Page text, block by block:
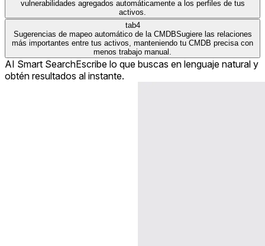
vulnerabilidades agregados automáticamente a los perfiles de tus
activos.
tab4
Sugerencias de mapeo automático de la CMDBSugiere las relaciones
más importantes entre tus activos, manteniendo tu CMDB precisa con
menos trabajo manual.
AI Smart SearchEscribe lo que buscas en lenguaje natural y
obtén resultados al instante.